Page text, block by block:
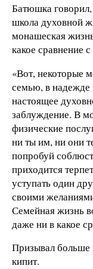
Батюшка
школа духовной
монашеская
какое сравнение
«Вот, некоторые
семью, в надежде
настоящее
заблуждение. В
физические
ни ты им, ни они
попробуй
приходится
уступать один
своими
Семейная жизнь
даже ни в какое
Призывал больше
кипит.